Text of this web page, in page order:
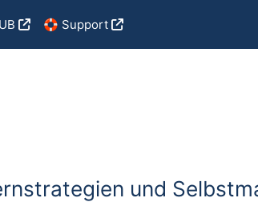
🛟 Support
und